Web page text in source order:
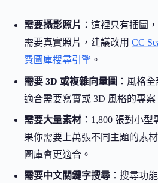
需要攝影照片 ：這裡只有插圖
需要真實照片，建議改用 CC
費圖庫搜尋引擎 。
需要 3D 或複雜向量圖 ：風格
適合需要寫實或 3D 風格的專案
需要大量素材 ：1,800 張對小
果你需要上萬張不同主題的素材
圖庫會更適合。
需要中文關鍵字搜尋 ：搜尋功